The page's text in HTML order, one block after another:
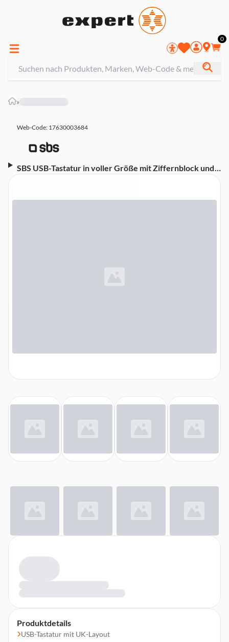
0
»
Web-Code: 17630003684
SBS USB-Tastatur in voller Größe mit Ziffernblock und
Produktdetails
USB-Tastatur mit UK-Layout